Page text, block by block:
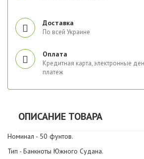
Доставка
По всей Украине
Оплата
Кредитная карта, электронные
платеж
ОПИСАНИЕ ТОВАРА
Номинал - 50 фунтов.
Тип - Банкноты Южного Судана.